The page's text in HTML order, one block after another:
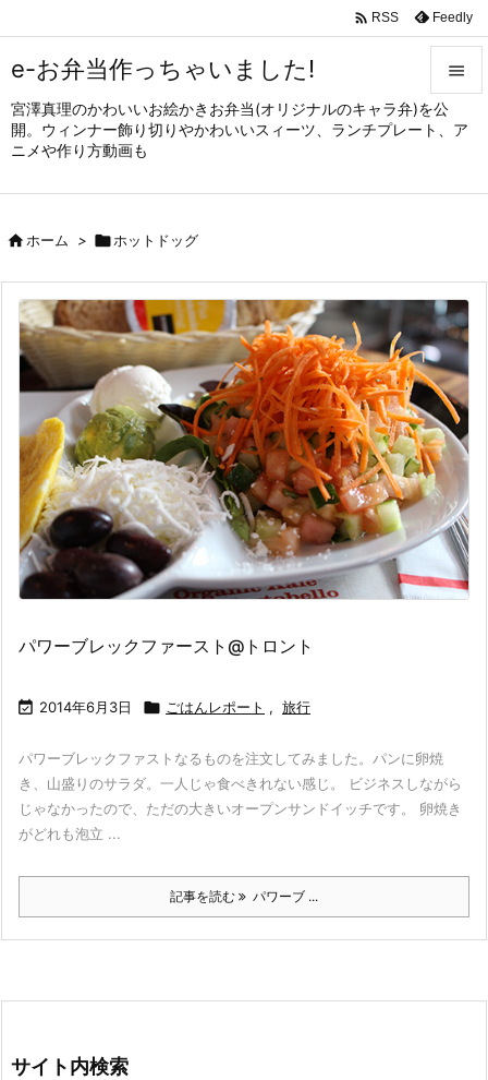
e-お弁当作っちゃいました!
宮澤真理のかわいいお絵かきお弁当(オリジナルのキャラ弁)を公
開。ウィンナー飾り切りやかわいいスィーツ、ランチプレート、ア
ニメや作り方動画も


メニュ
サイド

次へ

検索
 RSS Feedly
ホーム > ホットドッグ
パワーブレックファースト@トロント
 2014年6月3日  ごはんレポート , 旅行
パワーブレックファストなるものを注文してみました。パンに卵焼
き、山盛りのサラダ。一人じゃ食べきれない感じ。 ビジネスしながら
じゃなかったので、ただの大きいオープンサンドイッチです。 卵焼き
がどれも泡立 ...
記事を読む パワーブ ...
サイト内検索